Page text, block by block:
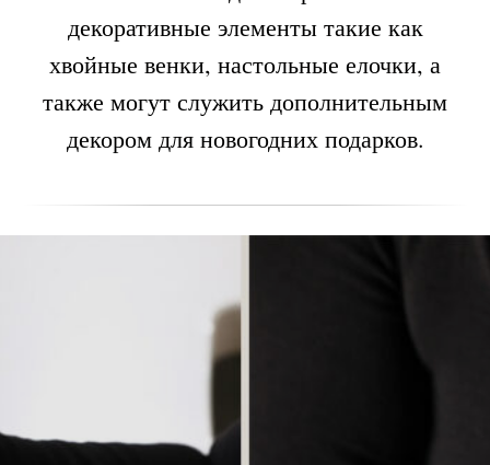
декоративные элементы такие как
хвойные венки, настольные елочки, а
также могут служить дополнительным
декором для новогодних подарков.